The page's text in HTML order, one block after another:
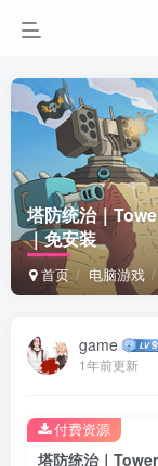
塔防统治｜
｜免安装
首页 电脑游戏
game
1年前更新
付费资源